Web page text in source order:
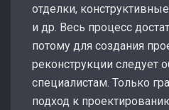
отделки,
и др. Весь процесс
потому для создания
реконструкции следует
специалистам. Только
подход к